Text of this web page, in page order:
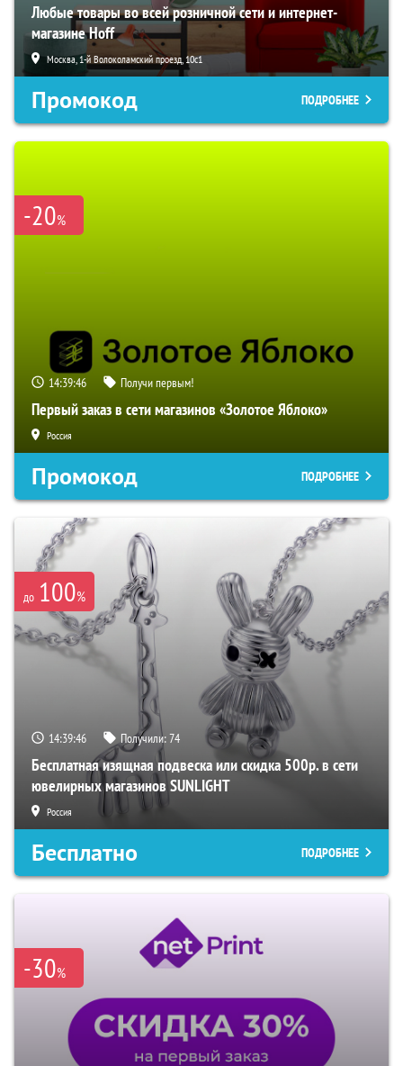
Любые товары во всей розничной сети и интернет-
магазине Hoff
Москва, 1-й Волоколамский проезд, 10с1
Промокод ПОДРОБНЕЕ
-20%
14:39:45 Получи первым!
Первый заказ в сети магазинов «Золотое Яблоко»
Россия
Промокод ПОДРОБНЕЕ
до 100%
14:39:45 Получили:74
Бесплатная изящная подвеска или скидка 500р. в сети
ювелирных магазинов SUNLIGHT
Россия
Бесплатно ПОДРОБНЕЕ
-30%